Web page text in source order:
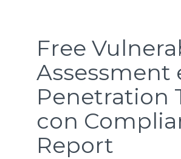
Free
Assessment
Penetration
con
Report